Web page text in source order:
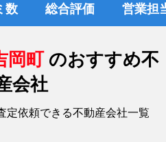
数 総合評価 営業担
岡町 のおすすめ不
会社
定依頼できる不動産会社一覧